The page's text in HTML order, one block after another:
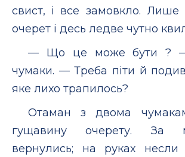
свист, і все замовкло. Лише
очерет і десь ледве чутно
— Що це може бути ? —
чумаки. — Треба піти й
яке лихо трапилось?
Отаман з двома
гущавину очерету. За
вернулись; на руках несли